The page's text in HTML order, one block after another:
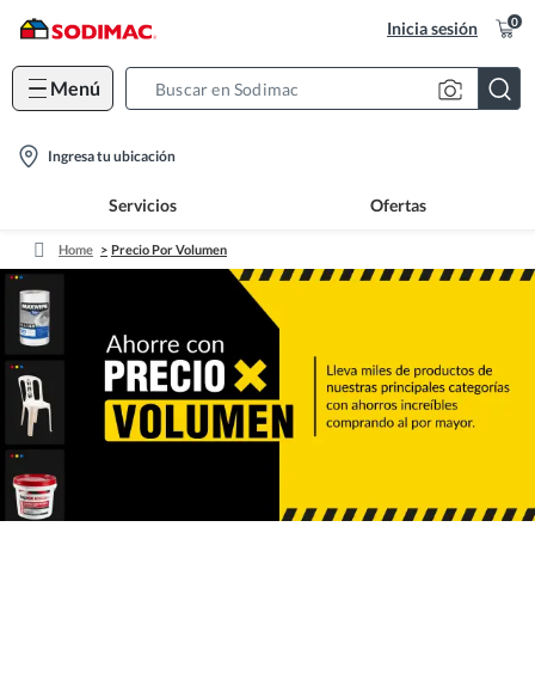
Inicia sesión 0
Menú
location-
Ingresa tu ubicación
Servicios Ofertas
Home Precio Por Volumen